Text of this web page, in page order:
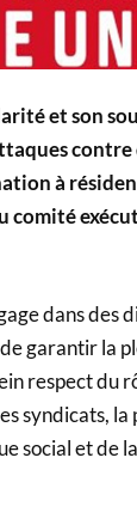
et son
contre
à
comité
dans des
garantir la
respect du
syndicats,
social et de